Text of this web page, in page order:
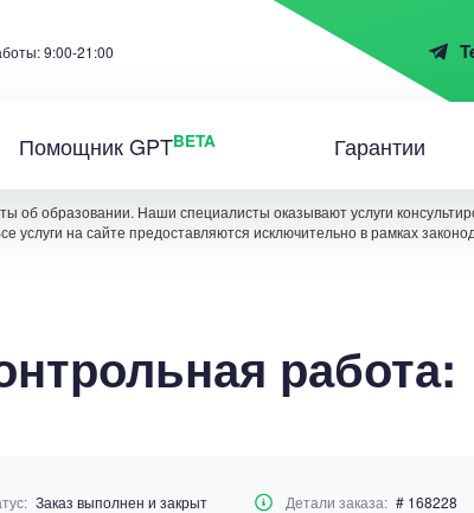
9:00-21:00
Помощник GPTBETA Гарантии
образовании. Наши специалисты оказывают услуги
на сайте предоставляются исключительно в рамках
работа:
Заказ выполнен и закрыт Детали заказа: # 168228